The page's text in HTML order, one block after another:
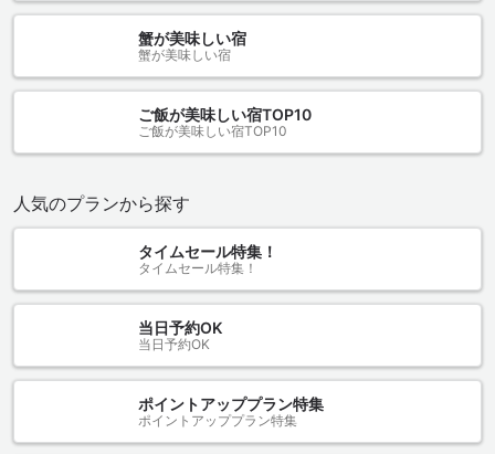
蟹が美味しい宿
蟹が美味しい宿
ご飯が美味しい宿TOP10
ご飯が美味しい宿TOP10
人気のプランから探す
タイムセール特集！
タイムセール特集！
当日予約OK
当日予約OK
ポイントアッププラン特集
ポイントアッププラン特集